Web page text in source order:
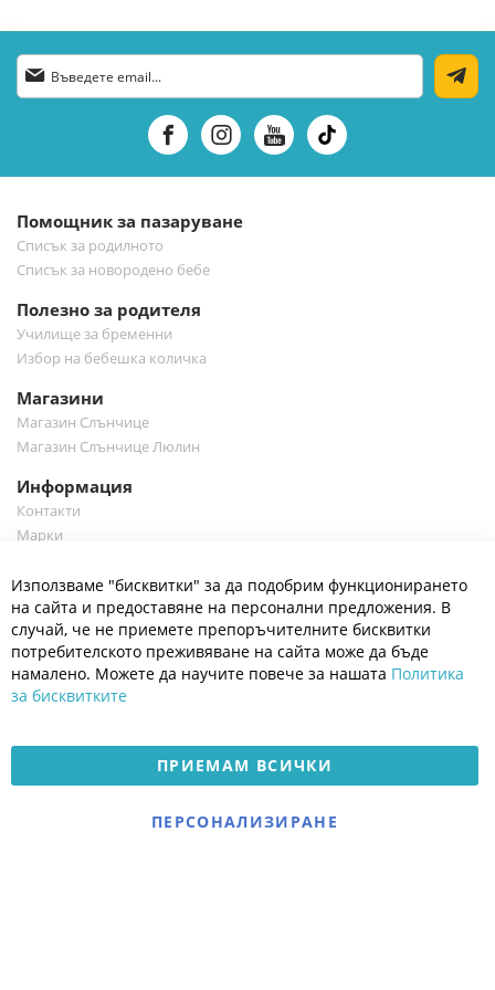
Абонирай
се
бюлетин:
Помощник за пазаруване
Списък за родилното
Списък за новородено бебе
Полезно за родителя
Училище за бременни
Избор на бебешка количка
Магазини
Магазин Слънчице
Магазин Слънчице Люлин
Информация
Контакти
Марки
Полезно
Общи условия
Политика за поверителност
Платформа за OPC
Доставка и плащане
Електронен магазин
разработен и поддържан
Използваме "бисквитки" за да подобрим функционирането
на сайта и предоставяне на персонални предложения. В
случай, че не приемете препоръчителните бисквитки
потребителското преживяване на сайта може да бъде
намалено. Можете да научите повече за нашата Политика
за бисквитките
ПРИЕМАМ ВСИЧКИ
ПЕРСОНАЛИЗИРАНЕ